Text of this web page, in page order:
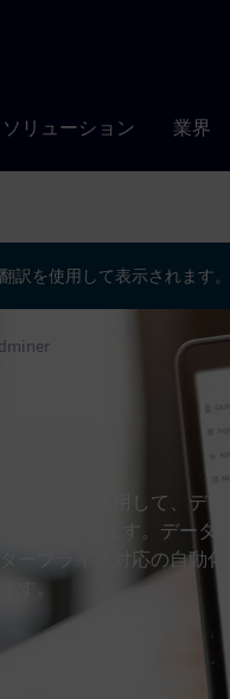
ソリューション 業界
訳を使用して表示されます。
ォリオを活用して、デ
AIを統合します。デー
ープライズ対応の自動
す。